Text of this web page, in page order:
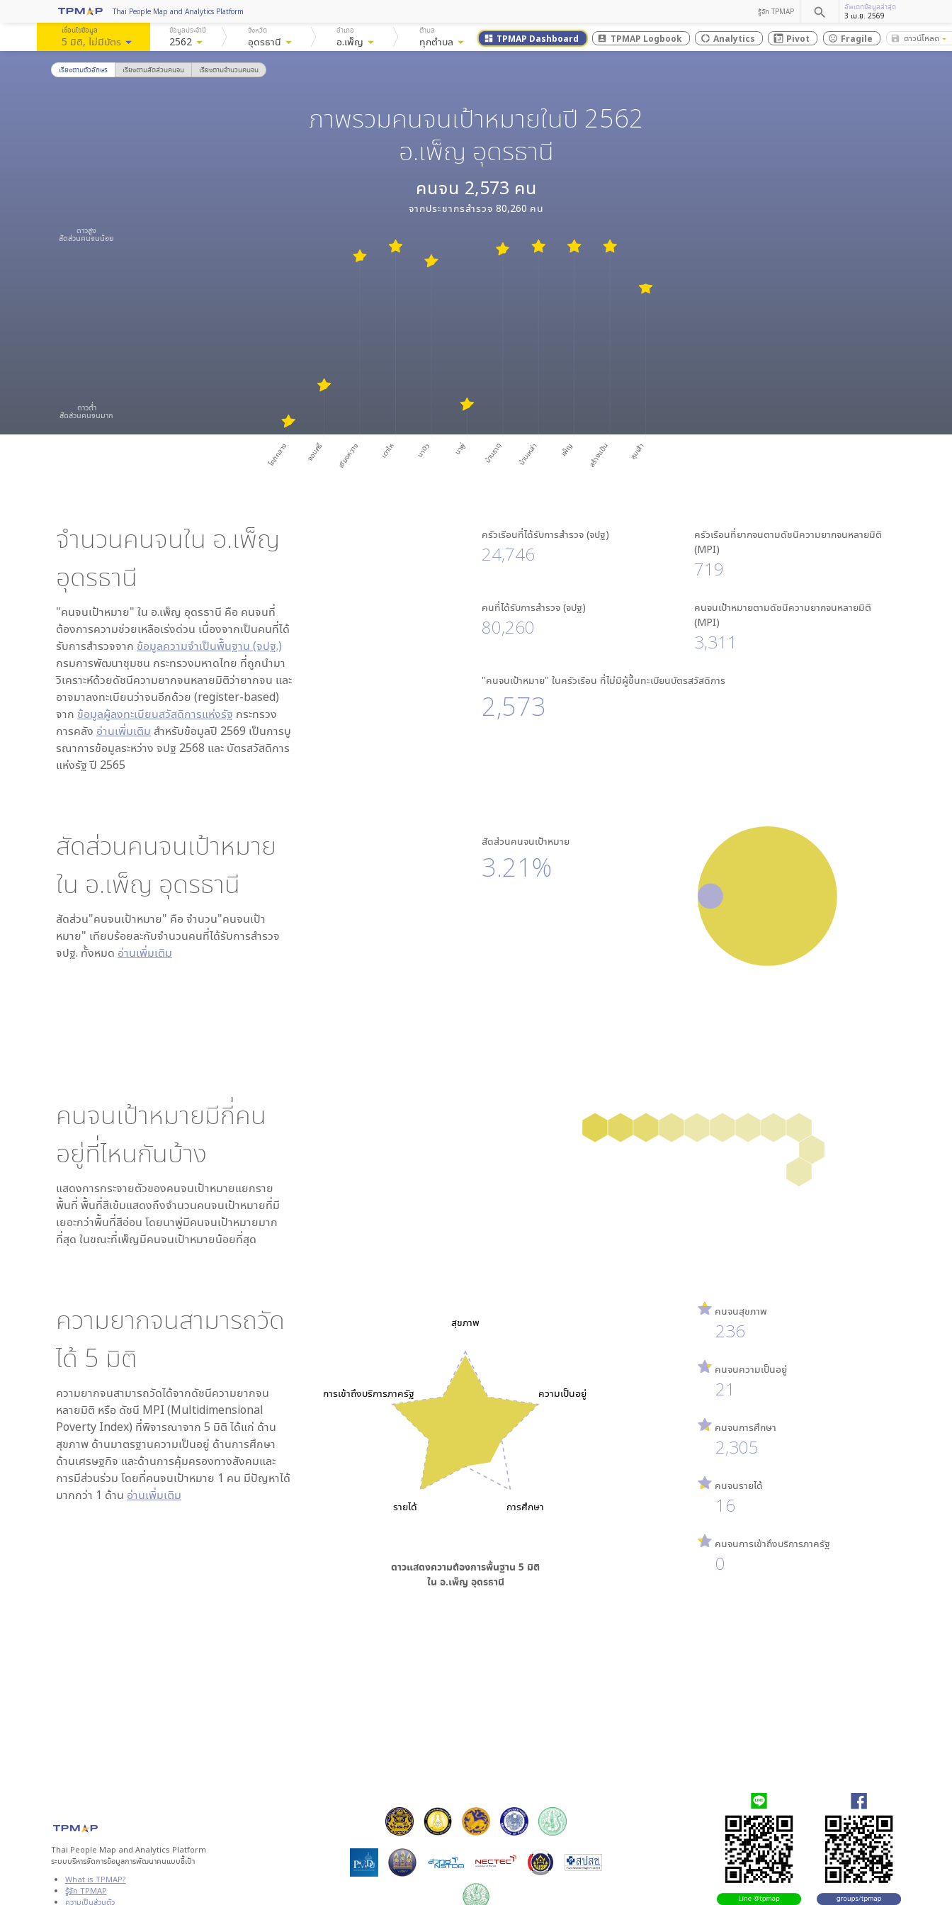
Thai People Map and Analytics Platform รู้จัก TPMAP search
อัพเดทข้อมูลล่าสุด
3 เม.ย. 2569
เงื่อนไขข้อมูล
5 มิติ, ไม่มีบัตรarrow_drop_down
ข้อมูลประจำปี
2562 arrow_drop_down
จังหวัด
อุดรธานี arrow_drop_down
อำเภอ
อ.เพ็ญ arrow_drop_down
ตำบล
ทุกตำบล arrow_drop_down dashboard TPMAP Dashboard account_box TPMAP Logbook donut_large Analytics Pivot sentiment_dissatisfied Fragile save_alt
ดาวน์โหลดarrow_drop_down
เรียงตามตัวอักษร เรียงตามสัดส่วนคนจน เรียงตามจำนวนคนจน
ภาพรวมคนจนเป้าหมายในปี 2562
อ.เพ็ญ อุดรธานี
คนจน 2,573 คน
จากประชากรสำรวจ 80,260 คน
โคกกลาง จอมศรี เชียงหวาง เตาไห นาบัว นาพู่ บ้านธาตุ บ้านเหล่า เพ็ญ สร้างแป้น สุมเส้า
ดาวสูง
สัดส่วนคนจนน้อย
ดาวต่ำ
สัดส่วนคนจนมาก
จำนวนคนจนใน อ.เพ็ญ
อุดรธานี
"คนจนเป้าหมาย" ใน อ.เพ็ญ อุดรธานี คือ คนจนที่
ต้องการความช่วยเหลือเร่งด่วน เนื่องจากเป็นคนที่ได้
รับการสำรวจจาก ข้อมูลความจำเป็นพื้นฐาน (จปฐ.)
กรมการพัฒนาชุมชน กระทรวงมหาดไทย ที่ถูกนำมา
วิเคราะห์ด้วยดัชนีความยากจนหลายมิติว่ายากจน และ
อาจมาลงทะเบียนว่าจนอีกด้วย (register-based)
จาก ข้อมูลผู้ลงทะเบียนสวัสดิการแห่งรัฐ กระทรวง
การคลัง อ่านเพิ่มเติม สำหรับข้อมูลปี 2569 เป็นการบู
รณาการข้อมูลระหว่าง จปฐ 2568 และ บัตรสวัสดิการ
แห่งรัฐ ปี 2565
ครัวเรือนที่ได้รับการสำรวจ (จปฐ)
24,746
ครัวเรือนที่ยากจนตามดัชนีความยากจนหลายมิติ
(MPI)
719
คนที่ได้รับการสำรวจ (จปฐ)
80,260
คนจนเป้าหมายตามดัชนีความยากจนหลายมิติ
(MPI)
3,311
"คนจนเป้าหมาย" ในครัวเรือน ที่ไม่มีผู้ขึ้นทะเบียนบัตรสวัสดิการ
2,573
สัดส่วนคนจนเป้าหมาย
ใน อ.เพ็ญ อุดรธานี
สัดส่วน"คนจนเป้าหมาย" คือ จำนวน"คนจนเป้า
หมาย" เทียบร้อยละกับจำนวนคนที่ได้รับการสำรวจ
จปฐ. ทั้งหมด อ่านเพิ่มเติม
สัดส่วนคนจนเป้าหมาย
3.21%
คนจนเป้าหมายมีกี่คน
อยู่ที่ไหนกันบ้าง
แสดงการกระจายตัวของคนจนเป้าหมายแยกราย
พื้นที่ พื้นที่สีเข้มแสดงถึงจำนวนคนจนเป้าหมายที่มี
เยอะกว่าพื้นที่สีอ่อน โดยนาพู่มีคนจนเป้าหมายมาก
ที่สุด ในขณะที่เพ็ญมีคนจนเป้าหมายน้อยที่สุด
ความยากจนสามารถวัด
ได้ 5 มิติ
ความยากจนสามารถวัดได้จากดัชนีความยากจน
หลายมิติ หรือ ดัชนี MPI (Multidimensional
Poverty Index) ที่พิจารณาจาก 5 มิติ ได้แก่ ด้าน
สุขภาพ ด้านมาตรฐานความเป็นอยู่ ด้านการศึกษา
ด้านเศรษฐกิจ และด้านการคุ้มครองทางสังคมและ
การมีส่วนร่วม โดยที่คนจนเป้าหมาย 1 คน มีปัญหาได้
มากกว่า 1 ด้าน อ่านเพิ่มเติม
สุขภาพ
ความเป็นอยู่
การศึกษา
รายได้
การเข้าถึงบริการภาครัฐ
ดาวแสดงความต้องการพื้นฐาน 5 มิติ
ใน อ.เพ็ญ อุดรธานี
คนจนสุขภาพ
236
คนจนความเป็นอยู่
21
คนจนการศึกษา
2,305
คนจนรายได้
16
คนจนการเข้าถึงบริการภาครัฐ
0
Thai People Map and Analytics Platform
ระบบบริหารจัดการข้อมูลการพัฒนาคนแบบชี้เป้า
What is TPMAP?
รู้จัก TPMAP
ความเป็นส่วนตัว